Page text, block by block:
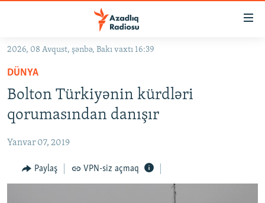
Əsas
qayıt
Əsas
qayıt
#İZAHLA
KORRUPSIOMETR
#ƏSLINDƏ
FƏRQƏ BAX
QANUNI DOĞRU
2026, 08 Avqust, şənbə, Bakı vaxtı 16:39
DÜNYA
Bolton Türkiyənin kürdləri
qorumasından danışır
Yanvar 07, 2019
Paylaş VPN-siz açmaq